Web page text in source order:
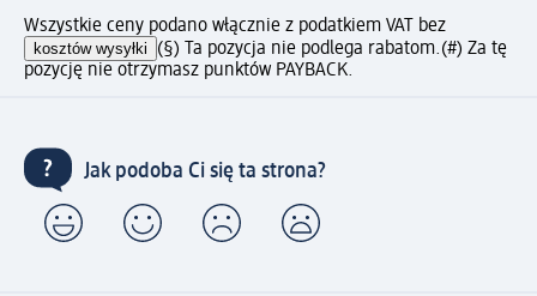
Wszystkie ceny podano włącznie z podatkiem VAT bez
kosztów wysyłki (§) Ta pozycja nie podlega rabatom.(#) Za tę
pozycję nie otrzymasz punktów PAYBACK.
Jak podoba Ci się ta strona?